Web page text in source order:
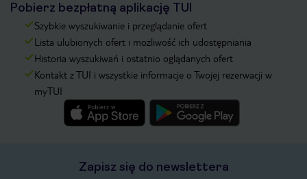
Pobierz bezpłatną aplikację TUI
Szybkie wyszukiwanie i przeglądanie ofert
Lista ulubionych ofert i możliwość ich udostępniania
Historia wyszukiwań i ostatnio oglądanych ofert
Kontakt z TUI i wszystkie informacje o Twojej rezerwacji w
myTUI
Zapisz się do newslettera